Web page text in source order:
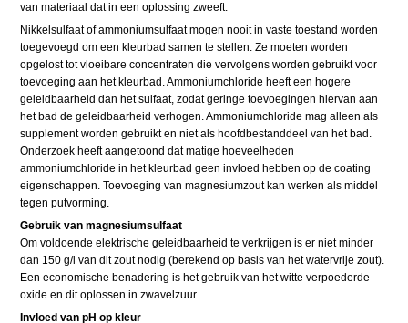
van materiaal dat in een oplossing zweeft.
Nikkelsulfaat of ammoniumsulfaat mogen nooit in vaste toestand worden
toegevoegd om een kleurbad samen te stellen. Ze moeten worden
opgelost tot vloeibare concentraten die vervolgens worden gebruikt voor
toevoeging aan het kleurbad. Ammoniumchloride heeft een hogere
geleidbaarheid dan het sulfaat, zodat geringe toevoegingen hiervan aan
het bad de geleidbaarheid verhogen. Ammoniumchloride mag alleen als
supplement worden gebruikt en niet als hoofdbestanddeel van het bad.
Onderzoek heeft aangetoond dat matige hoeveelheden
ammoniumchloride in het kleurbad geen invloed hebben op de coating
eigenschappen. Toevoeging van magnesiumzout kan werken als middel
tegen putvorming.
Gebruik van magnesiumsulfaat
Om voldoende elektrische geleidbaarheid te verkrijgen is er niet minder
dan 150 g/l van dit zout nodig (berekend op basis van het watervrije zout).
Een economische benadering is het gebruik van het witte verpoederde
oxide en dit oplossen in zwavelzuur.
Invloed van pH op kleur